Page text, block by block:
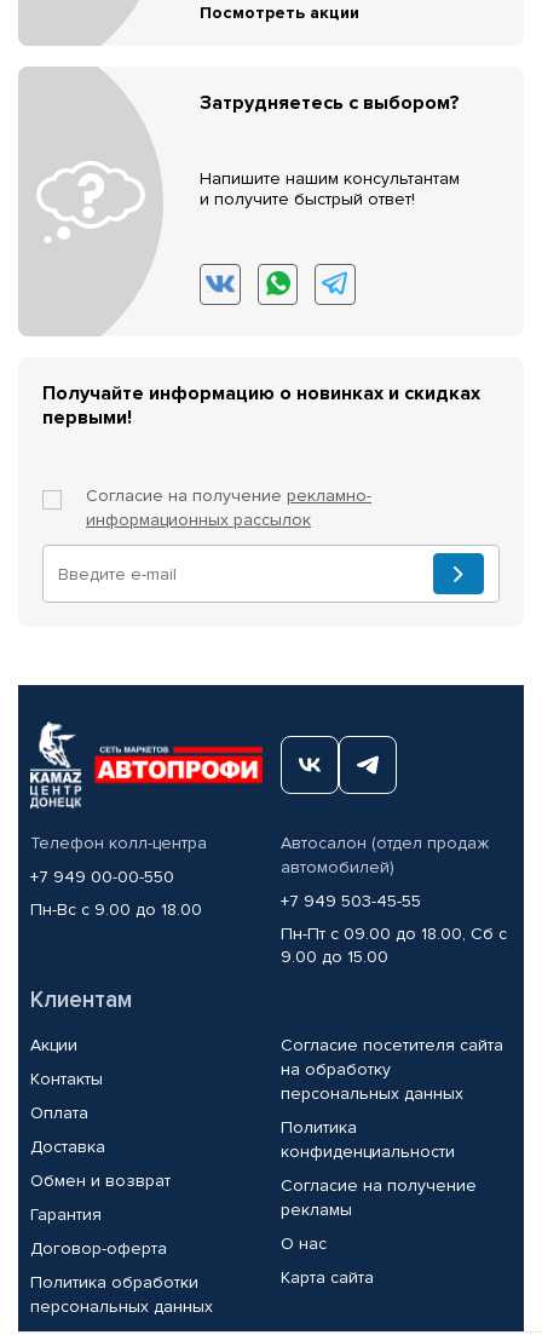
Посмотреть акции
Затрудняетесь с выбором?
Напишите нашим консультантам
и получите быстрый ответ!
Получайте информацию о новинках и скидках
первыми!
Согласие на получение рекламно-
информационных рассылок
Телефон колл-центра
+7 949 00-00-550
Пн-Вс с 9.00 до 18.00
Автосалон (отдел продаж
автомобилей)
+7 949 503-45-55
Пн-Пт с 09.00 до 18.00, Сб с
9.00 до 15.00
Клиентам
Акции
Контакты
Оплата
Доставка
Обмен и возврат
Гарантия
Договор-оферта
Политика обработки
персональных данных
Согласие посетителя сайта
на обработку
персональных данных
Политика
конфиденциальности
Согласие на получение
рекламы
О нас
Карта сайта